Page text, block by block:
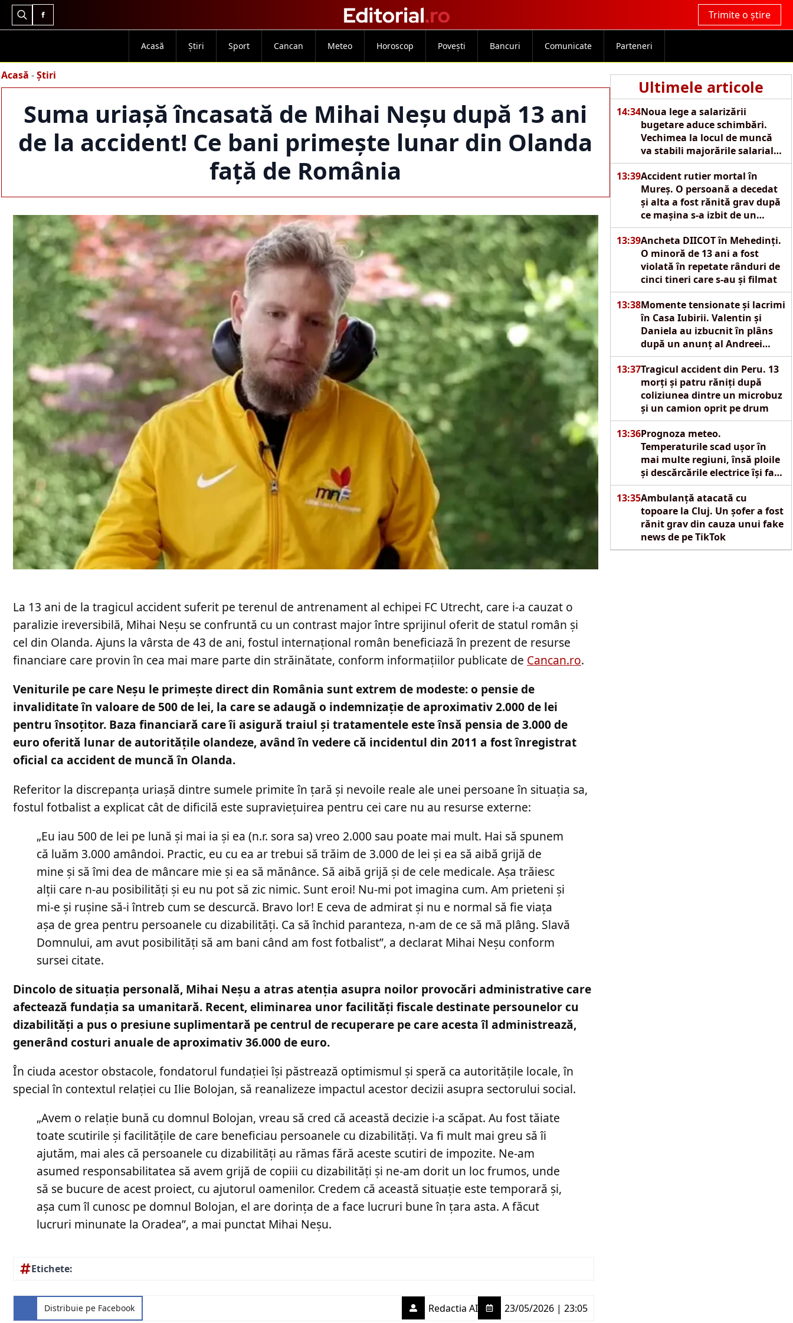
Search
Trimite o știre
Acasă Știri Sport Cancan Meteo Horoscop Povești Bancuri Comunicate Parteneri
Acasă -Știri
Suma uriașă încasată de Mihai Neșu după 13 ani
de la accident! Ce bani primește lunar din Olanda
față de România
Ultimele articole
14:34Noua lege a salarizării
bugetare aduce schimbări.
Vechimea la locul de muncă
va stabili majorările salariale
automate
13:39Accident rutier mortal în
Mureș. O persoană a decedat
și alta a fost rănită grav după
ce mașina s-a izbit de un
copac
13:39Ancheta DIICOT în Mehedinți.
O minoră de 13 ani a fost
violată în repetate rânduri de
cinci tineri care s-au și filmat
13:38Momente tensionate și lacrimi
în Casa Iubirii. Valentin și
Daniela au izbucnit în plâns
după un anunț al Andreei
Mantea
13:37Tragicul accident din Peru. 13
morți și patru răniți după
coliziunea dintre un microbuz
și un camion oprit pe drum
13:36Prognoza meteo.
Temperaturile scad ușor în
mai multe regiuni, însă ploile
și descărcările electrice își fac
apariția
13:35Ambulanță atacată cu
topoare la Cluj. Un șofer a fost
rănit grav din cauza unui fake
news de pe TikTok
La 13 ani de la tragicul accident suferit pe terenul de antrenament al echipei FC Utrecht, care i-a cauzat o
paralizie ireversibilă, Mihai Neșu se confruntă cu un contrast major între sprijinul oferit de statul român și
cel din Olanda. Ajuns la vârsta de 43 de ani, fostul internațional român beneficiază în prezent de resurse
financiare care provin în cea mai mare parte din străinătate, conform informațiilor publicate de Cancan.ro.
Veniturile pe care Neșu le primește direct din România sunt extrem de modeste: o pensie de
invaliditate în valoare de 500 de lei, la care se adaugă o indemnizație de aproximativ 2.000 de lei
pentru însoțitor. Baza financiară care îi asigură traiul și tratamentele este însă pensia de 3.000 de
euro oferită lunar de autoritățile olandeze, având în vedere că incidentul din 2011 a fost înregistrat
oficial ca accident de muncă în Olanda.
Referitor la discrepanța uriașă dintre sumele primite în țară și nevoile reale ale unei persoane în situația sa,
fostul fotbalist a explicat cât de dificilă este supraviețuirea pentru cei care nu au resurse externe:
„Eu iau 500 de lei pe lună și mai ia și ea (n.r. sora sa) vreo 2.000 sau poate mai mult. Hai să spunem
că luăm 3.000 amândoi. Practic, eu cu ea ar trebui să trăim de 3.000 de lei și ea să aibă grijă de
mine și să îmi dea de mâncare mie și ea să mănânce. Să aibă grijă și de cele medicale. Așa trăiesc
alții care n-au posibilități și eu nu pot să zic nimic. Sunt eroi! Nu-mi pot imagina cum. Am prieteni și
mi-e și rușine să-i întreb cum se descurcă. Bravo lor! E ceva de admirat și nu e normal să fie viața
așa de grea pentru persoanele cu dizabilități. Ca să închid paranteza, n-am de ce să mă plâng. Slavă
Domnului, am avut posibilități să am bani când am fost fotbalist”, a declarat Mihai Neșu conform
sursei citate.
Dincolo de situația personală, Mihai Neșu a atras atenția asupra noilor provocări administrative care
afectează fundația sa umanitară. Recent, eliminarea unor facilități fiscale destinate persounelor cu
dizabilități a pus o presiune suplimentară pe centrul de recuperare pe care acesta îl administrează,
generând costuri anuale de aproximativ 36.000 de euro.
În ciuda acestor obstacole, fondatorul fundației își păstrează optimismul și speră ca autoritățile locale, în
special în contextul relației cu Ilie Bolojan, să reanalizeze impactul acestor decizii asupra sectorului social.
„Avem o relație bună cu domnul Bolojan, vreau să cred că această decizie i-a scăpat. Au fost tăiate
toate scutirile și facilitățile de care beneficiau persoanele cu dizabilități. Va fi mult mai greu să îi
ajutăm, mai ales că persoanele cu dizabilități au rămas fără aceste scutiri de impozite. Ne-am
asumed responsabilitatea să avem grijă de copiii cu dizabilități și ne-am dorit un loc frumos, unde
să se bucure de acest proiect, cu ajutorul oamenilor. Credem că această situație este temporară și,
așa cum îl cunosc pe domnul Bolojan, el are dorința de a face lucruri bune în țara asta. A făcut
lucruri minunate la Oradea”, a mai punctat Mihai Neșu.
Etichete:
Distribuie pe Facebook Redactia AI 23/05/2026 | 23:05